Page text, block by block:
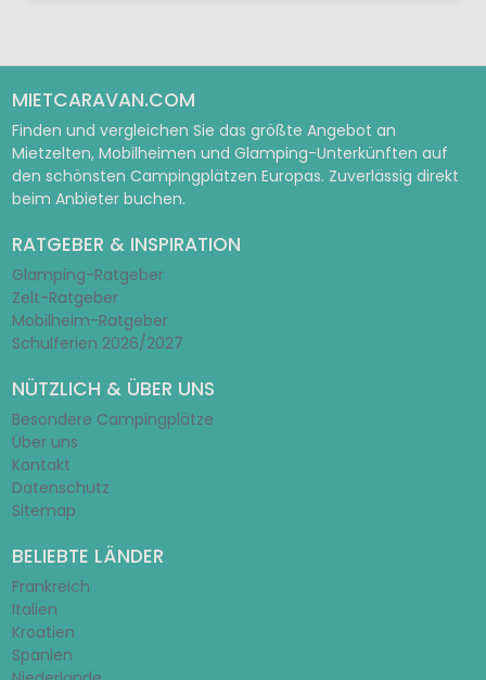
MIETCARAVAN.COM
Finden und vergleichen Sie das größte Angebot an
Mietzelten, Mobilheimen und Glamping-Unterkünften auf
den schönsten Campingplätzen Europas. Zuverlässig direkt
beim Anbieter buchen.
RATGEBER & INSPIRATION
Glamping-Ratgeber
Zelt-Ratgeber
Mobilheim-Ratgeber
Schulferien 2026/2027
NÜTZLICH & ÜBER UNS
Besondere Campingplätze
Über uns
Kontakt
Datenschutz
Sitemap
BELIEBTE LÄNDER
Frankreich
Italien
Kroatien
Spanien